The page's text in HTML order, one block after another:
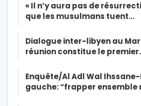
« Il n’y aura pas de
que les musulmans tuent…
Dialogue inter-libyen au
réunion constitue le
Enquête/Al Adl Wal
gauche: “frapper ensemble